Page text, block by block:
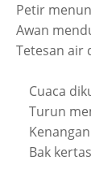
Petir
Awan
Tetesan air
Cuaca
Turun
Bak